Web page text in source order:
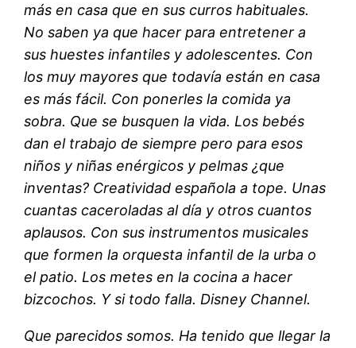
más en casa que en sus curros habituales.
No saben ya que hacer para entretener a
sus huestes infantiles y adolescentes. Con
los muy mayores que todavía están en casa
es más fácil. Con ponerles la comida ya
sobra. Que se busquen la vida. Los bebés
dan el trabajo de siempre pero para esos
niños y niñas enérgicos y pelmas ¿que
inventas? Creatividad española a tope. Unas
cuantas caceroladas al día y otros cuantos
aplausos. Con sus instrumentos musicales
que formen la orquesta infantil de la urba o
el patio. Los metes en la cocina a hacer
bizcochos. Y si todo falla. Disney Channel.
Que parecidos somos. Ha tenido que llegar la